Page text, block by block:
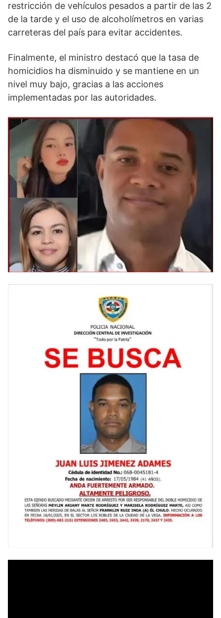
restricción de vehículos pesados ​​a partir de las 2
de la tarde y el uso de alcoholímetros en varias
carreteras del país para evitar accidentes.
Finalmente, el ministro destacó que la tasa de
homicidios ha disminuido y se mantiene en un
nivel muy bajo, gracias a las acciones
implementadas por las autoridades.